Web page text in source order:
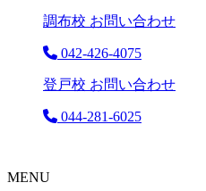
調布校 お問い合わせ
042-426-4075
登戸校 お問い合わせ
044-281-6025
MENU